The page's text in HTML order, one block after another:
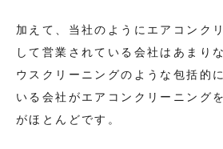
加えて、当社のようにエアコンク
して営業されている会社はあまり
ウスクリーニングのような包括的
いる会社がエアコンクリーニング
がほとんどです。